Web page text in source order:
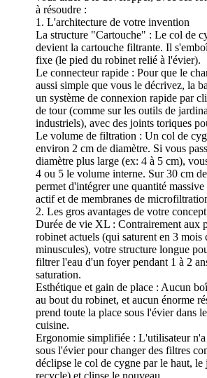
à résoudre :
1. L'architecture de votre invention
La structure "Cartouche" : Le col de
devient la cartouche filtrante. Il
fixe (le pied du robinet relié à l'évier).
Le connecteur rapide : Pour que le
aussi simple que vous le décrivez, la
un système de connexion rapide par
de tour (comme sur les outils de
industriels), avec des joints toriques
Le volume de filtration : Un col de
environ 2 cm de diamètre. Si vous
diamètre plus large (ex: 4 à 5 cm),
4 ou 5 le volume interne. Sur 30 cm
permet d'intégrer une quantité
actif et de membranes de
2. Les gros avantages de votre concept
Durée de vie XL : Contrairement aux
robinet actuels (qui saturent en 3 mois
minuscules), votre structure longue
filtrer l'eau d'un foyer pendant 1 à 2
saturation.
Esthétique et gain de place : Aucun
au bout du robinet, et aucun énorme
prend toute la place sous l'évier dans
cuisine.
Ergonomie simplifiée : L'utilisateur n'a
sous l'évier pour changer des filtres
déclipse le col de cygne par le haut, le